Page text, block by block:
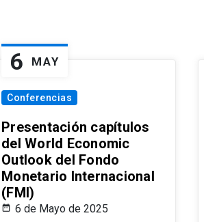
6 MAY
Conferencias
Presentación capítulos
del World Economic
Outlook del Fondo
Monetario Internacional
(FMI)
6 de Mayo de 2025